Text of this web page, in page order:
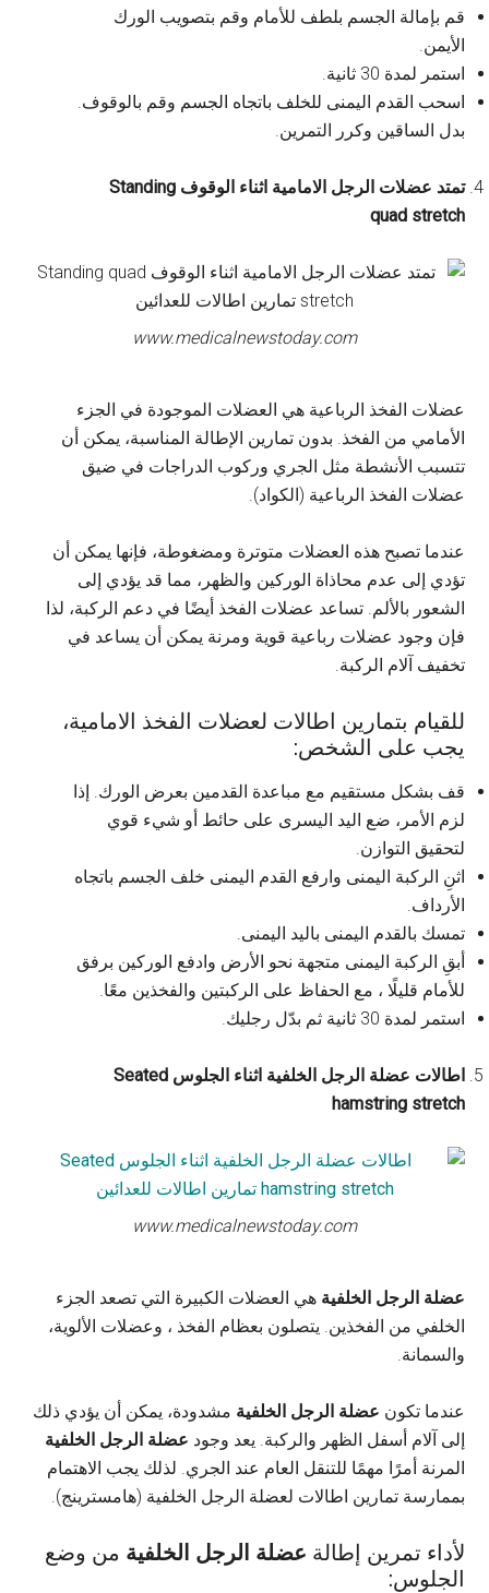
قم بإمالة الجسم بلطف للأمام وقم بتصويب الورك
الأيمن.
استمر لمدة 30 ثانية.
اسحب القدم اليمنى للخلف باتجاه الجسم وقم بالوقوف.
بدل الساقين وكرر التمرين.
تمتد عضلات الرجل الامامية اثناء الوقوف Standing
quad stretch
www.medicalnewstoday.com
عضلات الفخذ الرباعية هي العضلات الموجودة في الجزء
الأمامي من الفخذ. بدون تمارين الإطالة المناسبة، يمكن أن
تتسبب الأنشطة مثل الجري وركوب الدراجات في ضيق
عضلات الفخذ الرباعية (الكواد).
عندما تصبح هذه العضلات متوترة ومضغوطة، فإنها يمكن أن
تؤدي إلى عدم محاذاة الوركين والظهر، مما قد يؤدي إلى
الشعور بالألم. تساعد عضلات الفخذ أيضًا في دعم الركبة، لذا
فإن وجود عضلات رباعية قوية ومرنة يمكن أن يساعد في
تخفيف آلام الركبة.
للقيام بتمارين اطالات لعضلات الفخذ الامامية،
يجب على الشخص:
قف بشكل مستقيم مع مباعدة القدمين بعرض الورك. إذا
لزم الأمر، ضع اليد اليسرى على حائط أو شيء قوي
لتحقيق التوازن.
اثنِ الركبة اليمنى وارفع القدم اليمنى خلف الجسم باتجاه
الأرداف.
تمسك بالقدم اليمنى باليد اليمنى.
أبقِ الركبة اليمنى متجهة نحو الأرض وادفع الوركين برفق
للأمام قليلًا ، مع الحفاظ على الركبتين والفخذين معًا.
استمر لمدة 30 ثانية ثم بدّل رجليك.
اطالات عضلة الرجل الخلفية اثناء الجلوس Seated
hamstring stretch
www.medicalnewstoday.com
عضلة الرجل الخلفية هي العضلات الكبيرة التي تصعد الجزء
الخلفي من الفخذين. يتصلون بعظام الفخذ ، وعضلات الألوية،
والسمانة.
عندما تكون عضلة الرجل الخلفية مشدودة، يمكن أن يؤدي ذلك
إلى آلام أسفل الظهر والركبة. يعد وجود عضلة الرجل الخلفية
المرنة أمرًا مهمًا للتنقل العام عند الجري. لذلك يجب الاهتمام
بممارسة تمارين اطالات لعضلة الرجل الخلفية (هامسترينج).
لأداء تمرين إطالة عضلة الرجل الخلفية من وضع
الجلوس: